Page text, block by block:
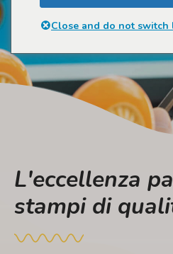
L'eccellenza
stampi di
Close and do not switch